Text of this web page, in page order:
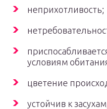
неприхотливость;
условиям
цветение
устойчив к